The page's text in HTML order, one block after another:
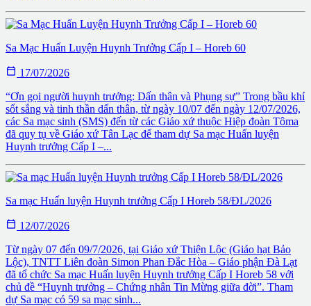
Sa Mạc Huấn Luyện Huynh Trưởng Cấp I – Horeb 60
 17/07/2026
​“Ơn gọi người huynh trưởng: Dấn thân và Phụng sự” ​Trong bầu khí
sốt sắng và tinh thần dấn thân, từ ngày 10/07 đến ngày 12/07/2026,
các Sa mạc sinh (SMS) đến từ các Giáo xứ thuộc Hiệp đoàn Tôma
đã quy tụ về Giáo xứ Tân Lạc để tham dự Sa mạc Huấn luyện
Huynh trưởng Cấp I –...
Sa mạc Huấn luyện Huynh trưởng Cấp I Horeb 58/ĐL/2026
 12/07/2026
Từ ngày 07 đến 09/7/2026, tại Giáo xứ Thiện Lộc (Giáo hạt Bảo
Lộc), TNTT Liên đoàn Simon Phan Đắc Hòa – Giáo phận Đà Lạt
đã tổ chức Sa mạc Huấn luyện Huynh trưởng Cấp I Horeb 58 với
chủ đề “Huynh trưởng – Chứng nhân Tin Mừng giữa đời”. Tham
dự Sa mạc có 59 sa mạc sinh...